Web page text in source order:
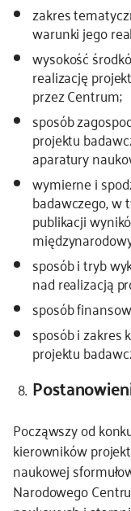
zakres
warunki jego
wysokość
realizację
przez Centrum;
sposób
projektu
aparatury
wymierne i
badawczego, w
publikacji
sposób i tryb
nad realizacją
sposób
sposób i zakres
projektu
Począwszy od
kierowników
naukowej
Narodowego